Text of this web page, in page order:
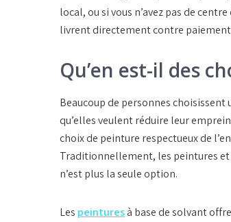
local, ou si vous n’avez pas de
livrent directement contre
Qu’en est-il des
Beaucoup de personnes
qu’elles veulent réduire leur
choix de peinture respectueux de
Traditionnellement, les peintures et
n’est plus la seule option.
Les peinturesà base de solvant